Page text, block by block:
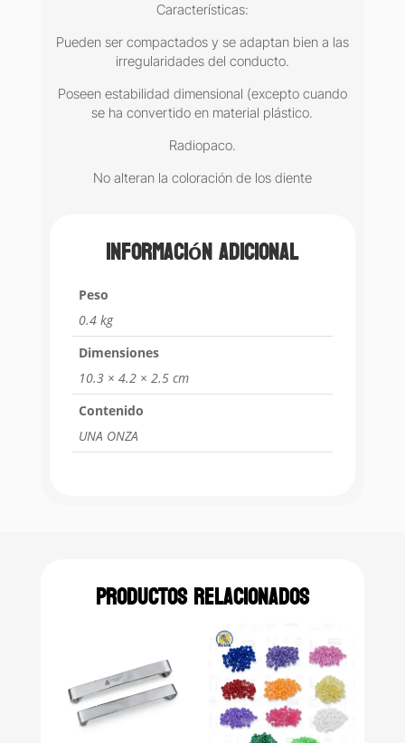
Características:
Pueden ser compactados y se adaptan bien a las
irregularidades del conducto.
Poseen estabilidad dimensional (excepto cuando
se ha convertido en material plástico.
Radiopaco.
No alteran la coloración de los diente
Información adicional
Peso
0.4 kg
Dimensiones
10.3 × 4.2 × 2.5 cm
Contenido
UNA ONZA
Productos relacionados